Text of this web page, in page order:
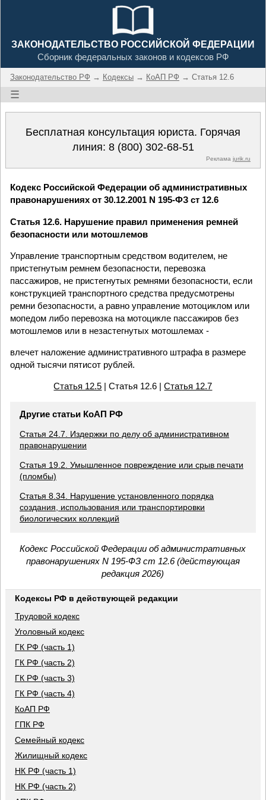
ЗАКОНОДАТЕЛЬСТВО РОССИЙСКОЙ ФЕДЕРАЦИИ
Сборник федеральных законов и кодексов РФ
Законодательство РФ → Кодексы → КоАП РФ → Статья 12.6
☰
Бесплатная консультация юриста. Горячая
линия: 8 (800) 302-68-51
Реклама jurik.ru
Кодекс Российской Федерации об административных
правонарушениях от 30.12.2001 N 195-ФЗ ст 12.6
Статья 12.6. Нарушение правил применения ремней
безопасности или мотошлемов
Управление транспортным средством водителем, не
пристегнутым ремнем безопасности, перевозка
пассажиров, не пристегнутых ремнями безопасности, если
конструкцией транспортного средства предусмотрены
ремни безопасности, а равно управление мотоциклом или
мопедом либо перевозка на мотоцикле пассажиров без
мотошлемов или в незастегнутых мотошлемах -
влечет наложение административного штрафа в размере
одной тысячи пятисот рублей.
Статья 12.5 | Статья 12.6 |Статья 12.7
Другие статьи КоАП РФ
Статья 24.7. Издержки по делу об административном
правонарушении
Статья 19.2. Умышленное повреждение или срыв печати
(пломбы)
Статья 8.34. Нарушение установленного порядка
создания, использования или транспортировки
биологических коллекций
Кодекс Российской Федерации об административных
правонарушениях N 195-ФЗ ст 12.6 (действующая
редакция 2026)
Кодексы РФ в действующей редакции
Трудовой кодекс
Уголовный кодекс
ГК РФ (часть 1)
ГК РФ (часть 2)
ГК РФ (часть 3)
ГК РФ (часть 4)
КоАП РФ
ГПК РФ
Семейный кодекс
Жилищный кодекс
НК РФ (часть 1)
НК РФ (часть 2)